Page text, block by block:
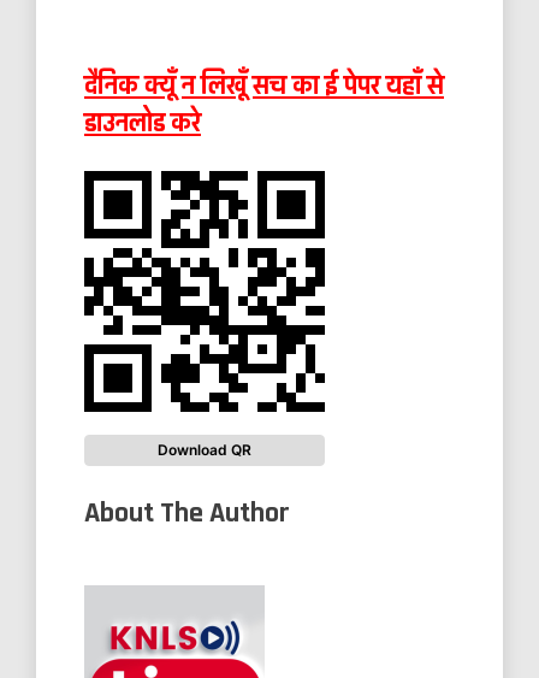
दैनिक क्यूँ न लिखूँ सच का ई पेपर यहाँ से
डाउनलोड करे
Download QR
About The Author